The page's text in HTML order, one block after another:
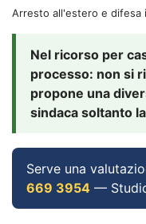
Arresto all'estero e difesa
Nel ricorso per
processo: non si
propone una
sindaca soltanto
Serve una
669 3954 —